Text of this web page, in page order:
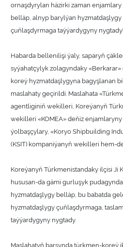
ornaşdyrylan häzirki zaman
belläp, alnyp barylýan
çuňlaşdyrmaga taýýardygyny
Habarda bellenilişi ýaly, saparyň
syýahatçylyk zolagyndaky
koreý hyzmatdaşlygyna bagyşlanan
maslahaty geçirildi. Maslahata
agentliginiň wekilleri, Koreýanyň
wekilleri «KOMEA» deňiz
ýolbaşçylary, «Koryo Shipbuilding
(KSIT) kompaniýanyň wekilleri hem-
Koreýanyň Türkmenistandaky ilçisi Ji
hususan-da gämi gurluşyk
hyzmatdaşlygy belläp, bu babatda
hyzmatdaşlygy çuňlaşdyrmaga,
taýýardygyny nygtady.
Maslahatyň barşynda türkmen-koreý